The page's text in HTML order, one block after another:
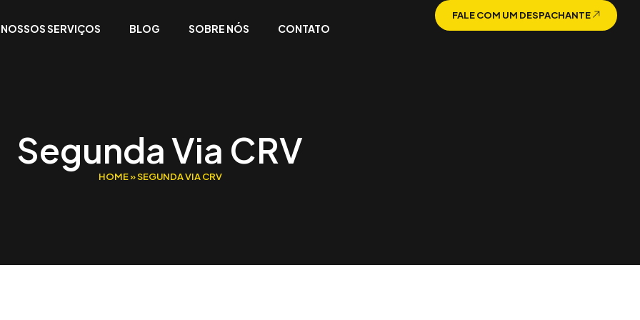
NOSSOS SERVIÇOS BLOG SOBRE NÓS CONTATO
FALE COM UM DESPACHANTE
Segunda Via CRV
HOME»SEGUNDA VIA CRV